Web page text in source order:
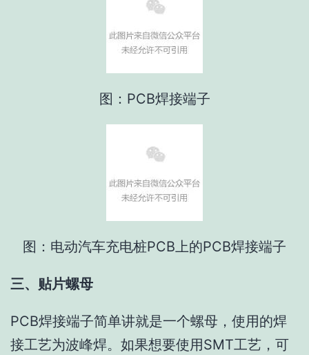
图：PCB焊接端子
图：电动汽车充电桩PCB上的PCB焊接端子
三、贴片螺母
PCB焊接端子简单讲就是一个螺母，使用的焊
接工艺为波峰焊。如果想要使用SMT工艺，可